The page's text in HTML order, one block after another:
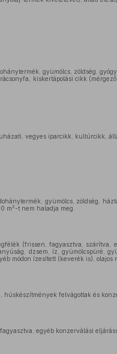
gyümölcs, zöldség,
kiskertápolási cikk
vegyes iparcikk, kultúrcikk,
gyümölcs, zöldség,
m 2-t nem haladja meg.
(frissen, fagyasztva, szárítva,
dzsem, íz, gyümölcspüré,
módon ízesített (keverék is), olajos
felvágottak és
egyéb konzerválási